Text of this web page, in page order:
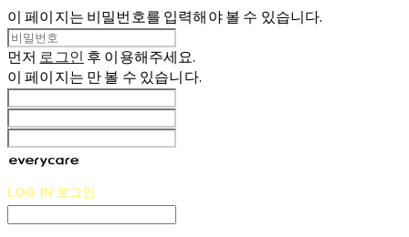
이 페이지는 비밀번호를 입력해야 볼 수 있습니다.
먼저 로그인 후 이용해주세요.
이 페이지는 만 볼 수 있습니다.
LOG IN 로그인